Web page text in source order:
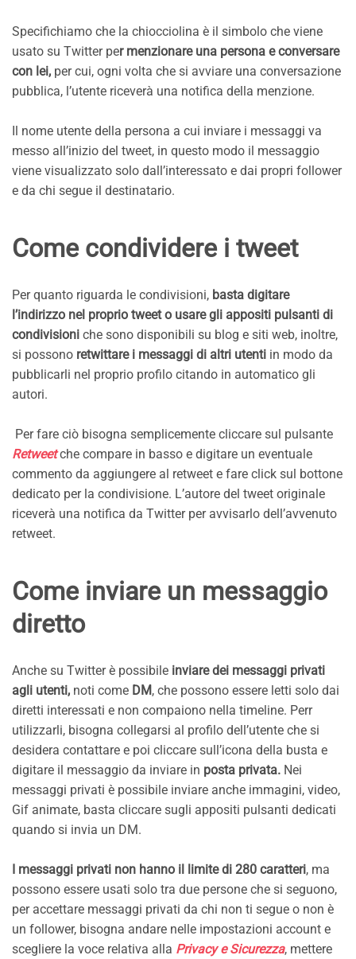
Specifichiamo che la chiocciolina è il simbolo che viene
usato su Twitter per menzionare una persona e conversare
con lei, per cui, ogni volta che si avviare una conversazione
pubblica, l’utente riceverà una notifica della menzione.
Il nome utente della persona a cui inviare i messaggi va
messo all’inizio del tweet, in questo modo il messaggio
viene visualizzato solo dall’interessato e dai propri follower
e da chi segue il destinatario.
Come condividere i tweet
Per quanto riguarda le condivisioni, basta digitare
l’indirizzo nel proprio tweet o usare gli appositi pulsanti di
condivisioni che sono disponibili su blog e siti web, inoltre,
si possono retwittare i messaggi di altri utenti in modo da
pubblicarli nel proprio profilo citando in automatico gli
autori.
Per fare ciò bisogna semplicemente cliccare sul pulsante
Retweetche compare in basso e digitare un eventuale
commento da aggiungere al retweet e fare click sul bottone
dedicato per la condivisione. L’autore del tweet originale
riceverà una notifica da Twitter per avvisarlo dell’avvenuto
retweet.
Come inviare un messaggio
diretto
Anche su Twitter è possibile inviare dei messaggi privati
agli utenti, noti come DM, che possono essere letti solo dai
diretti interessati e non compaiono nella timeline. Perr
utilizzarli, bisogna collegarsi al profilo dell’utente che si
desidera contattare e poi cliccare sull’icona della busta e
digitare il messaggio da inviare in posta privata. Nei
messaggi privati è possibile inviare anche immagini, video,
Gif animate, basta cliccare sugli appositi pulsanti dedicati
quando si invia un DM.
I messaggi privati non hanno il limite di 280 caratteri, ma
possono essere usati solo tra due persone che si seguono,
per accettare messaggi privati da chi non ti segue o non è
un follower, bisogna andare nelle impostazioni account e
scegliere la voce relativa alla Privacy e Sicurezza, mettere